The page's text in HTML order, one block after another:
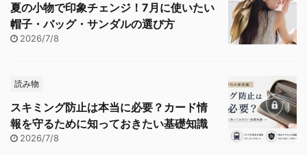
夏の小物で印象チェンジ！7月に使いたい
帽子・バッグ・サンダルの選び方
2026/7/8
読み物
スキミング防止は本当に必要？カード情
報を守るために知っておきたい基礎知識
2026/7/8